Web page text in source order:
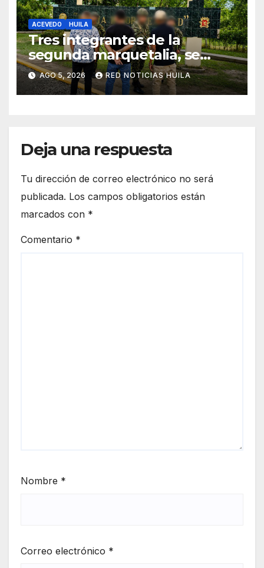
ACEVEDO HUILA
Tres integrantes de la
segunda marquetalia, se
sometieron a la justicia
AGO 5, 2026 RED NOTICIAS HUILA
Deja una respuesta
Tu dirección de correo electrónico no será
publicada. Los campos obligatorios están
marcados con *
Comentario *
Nombre *
Correo electrónico *